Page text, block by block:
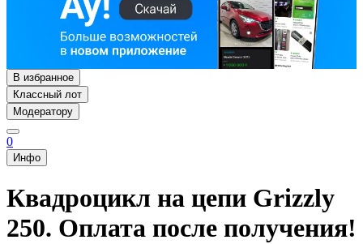
В избранное
Классный лот
Модератору
0
Инфо
Квадроцикл на цепи Grizzly
250. Оплата после получения!